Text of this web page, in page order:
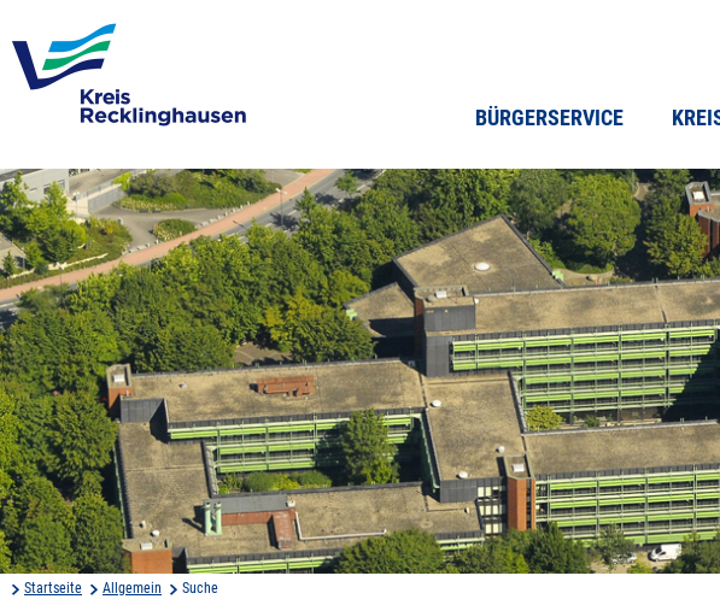
BÜRGERSERVICE
Startseite Allgemein Suche